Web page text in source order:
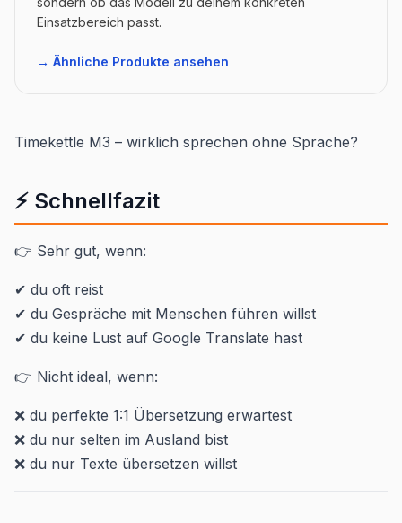
Einsatzbereich passt.
→ Ähnliche Produkte ansehen
Timekettle M3 – wirklich sprechen ohne Sprache?
⚡ Schnellfazit
👉 Sehr gut, wenn:
✔ du oft reist
✔ du Gespräche mit Menschen führen willst
✔ du keine Lust auf Google Translate hast
👉 Nicht ideal, wenn:
❌ du perfekte 1:1 Übersetzung erwartest
❌ du nur selten im Ausland bist
❌ du nur Texte übersetzen willst